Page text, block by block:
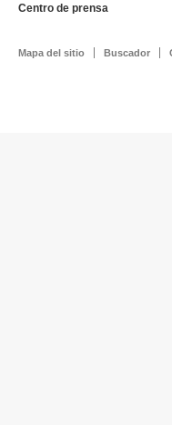
Centro de prensa
Mapa del sitio Buscador